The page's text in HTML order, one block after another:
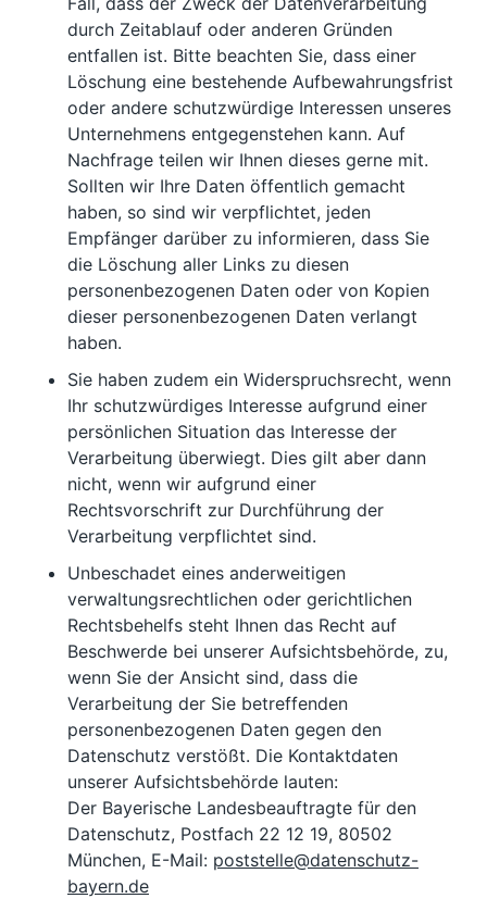
durch Zeitablauf oder anderen Gründen
entfallen ist. Bitte beachten Sie, dass einer
Löschung eine bestehende Aufbewahrungsfrist
oder andere schutzwürdige Interessen unseres
Unternehmens entgegenstehen kann. Auf
Nachfrage teilen wir Ihnen dieses gerne mit.
Sollten wir Ihre Daten öffentlich gemacht
haben, so sind wir verpflichtet, jeden
Empfänger darüber zu informieren, dass Sie
die Löschung aller Links zu diesen
personenbezogenen Daten oder von Kopien
dieser personenbezogenen Daten verlangt
haben.
Sie haben zudem ein Widerspruchsrecht, wenn
Ihr schutzwürdiges Interesse aufgrund einer
persönlichen Situation das Interesse der
Verarbeitung überwiegt. Dies gilt aber dann
nicht, wenn wir aufgrund einer
Rechtsvorschrift zur Durchführung der
Verarbeitung verpflichtet sind.
Unbeschadet eines anderweitigen
verwaltungsrechtlichen oder gerichtlichen
Rechtsbehelfs steht Ihnen das Recht auf
Beschwerde bei unserer Aufsichtsbehörde, zu,
wenn Sie der Ansicht sind, dass die
Verarbeitung der Sie betreffenden
personenbezogenen Daten gegen den
Datenschutz verstößt. Die Kontaktdaten
unserer Aufsichtsbehörde lauten:
Der Bayerische Landesbeauftragte für den
Datenschutz, Postfach 22 12 19, 80502
München, E-Mail: poststelle@datenschutz-
bayern.de